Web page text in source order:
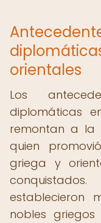
orientales
Los
diplomáticas
remontan a la
quien
griega y
establecieron
nobles